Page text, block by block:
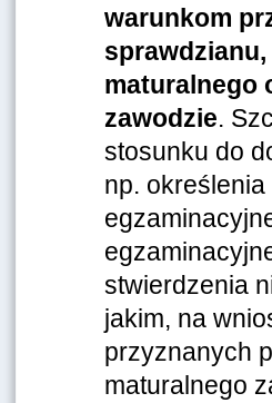
warunkom
maturalnego
zawodzie.
stosunku do
np.
stwierdzenia
jakim, na
przyznanych
maturalnego